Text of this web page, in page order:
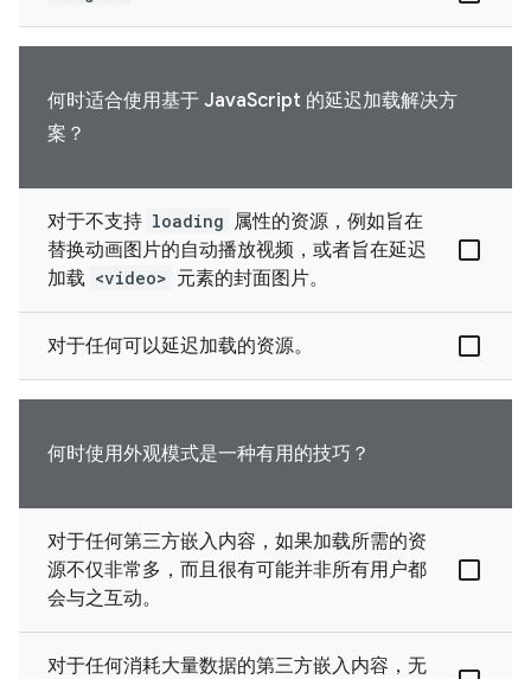
何时适合使用基于 JavaScript 的延迟加载解决方
案？
对于不支持 loading 属性的资源，例如旨在
替换动画图片的自动播放视频，或者旨在延迟
加载 <video> 元素的封面图片。
对于任何可以延迟加载的资源。
何时使用外观模式是一种有用的技巧？
对于任何第三方嵌入内容，如果加载所需的资
源不仅非常多，而且很有可能并非所有用户都
会与之互动。
对于任何消耗大量数据的第三方嵌入内容，无